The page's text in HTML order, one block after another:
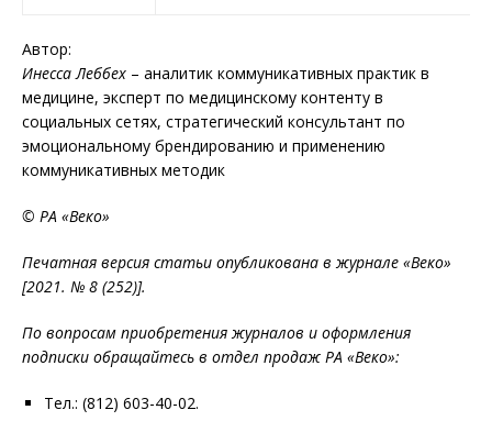
Автор:
Инесса Леббех – аналитик коммуникативных практик в
медицине, эксперт по медицинскому контенту в
социальных сетях, стратегический консультант по
эмоциональному брендированию и применению
коммуникативных методик
© РА «Веко»
Печатная версия статьи опубликована в журнале «Веко»
[2021. № 8 (252)].
По вопросам приобретения журналов и оформления
подписки обращайтесь в отдел продаж РА «Веко»:
Тел.: (812) 603-40-02.